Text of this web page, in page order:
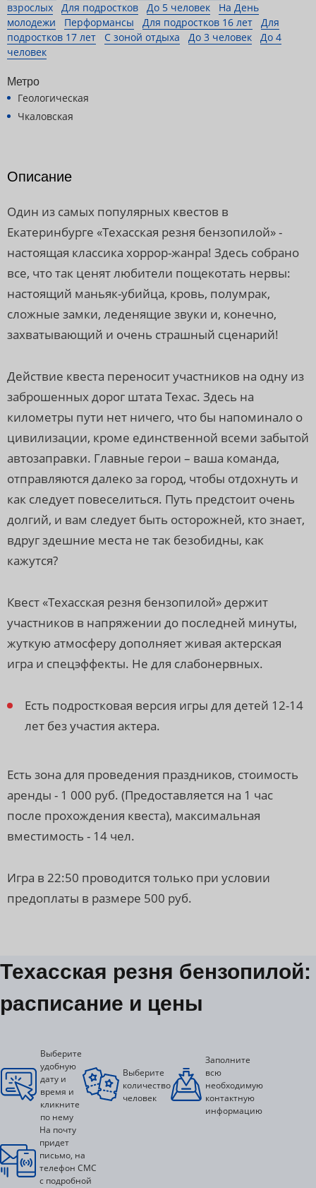
взрослых
Для подростков До 5 человек
На День
молодежи
Перформансы Для подростков 16 лет
Для
подростков 17 лет
С зоной отдыха До 3 человек
До 4
человек
Метро
Геологическая
Чкаловская
Описание
Один из самых популярных квестов в
Екатеринбурге «Техасская резня бензопилой» -
настоящая классика хоррор-жанра! Здесь собрано
все, что так ценят любители пощекотать нервы:
настоящий маньяк-убийца, кровь, полумрак,
сложные замки, леденящие звуки и, конечно,
захватывающий и очень страшный сценарий!
Действие квеста переносит участников на одну из
заброшенных дорог штата Техас. Здесь на
километры пути нет ничего, что бы напоминало о
цивилизации, кроме единственной всеми забытой
автозаправки. Главные герои – ваша команда,
отправляются далеко за город, чтобы отдохнуть и
как следует повеселиться. Путь предстоит очень
долгий, и вам следует быть осторожней, кто знает,
вдруг здешние места не так безобидны, как
кажутся?
Квест «Техасская резня бензопилой» держит
участников в напряжении до последней минуты,
жуткую атмосферу дополняет живая актерская
игра и спецэффекты. Не для слабонервных.
Есть подростковая версия игры для детей 12-14
лет без участия актера.
Есть зона для проведения праздников, стоимость
аренды - 1 000 руб. (Предоставляется на 1 час
после прохождения квеста), максимальная
вместимость - 14 чел.
Игра в 22:50 проводится только при условии
предоплаты в размере 500 руб.
Техасская резня бензопилой:
расписание и цены
Выберите
удобную
дату и
время и
кликните
по нему
Выберите
количество
человек
Заполните
всю
необходимую
контактную
информацию
На почту
придет
письмо, на
телефон СМС
с подробной